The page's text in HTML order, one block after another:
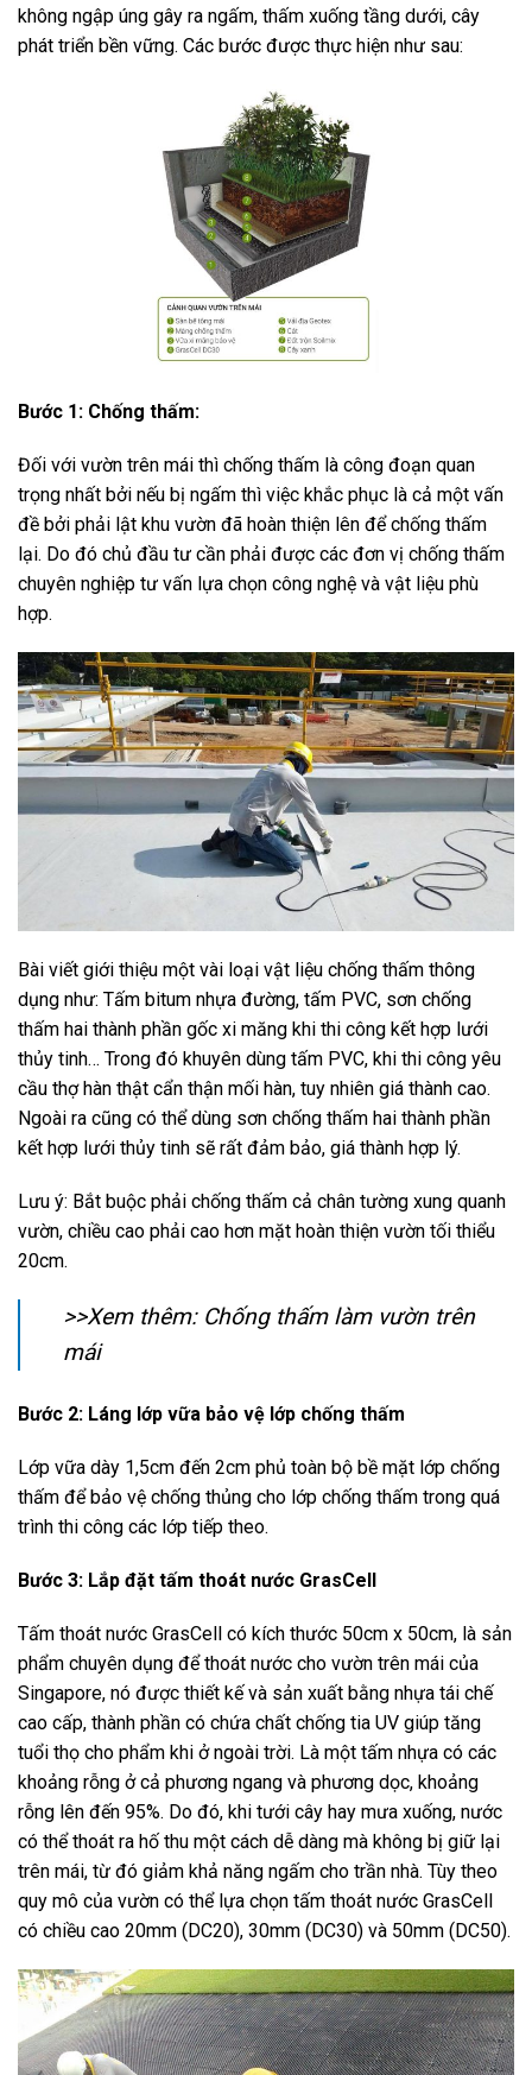
không ngập úng gây ra ngấm, thấm xuống tầng dưới, cây
phát triển bền vững. Các bước được thực hiện như sau:
Bước 1: Chống thấm:
Đối với vườn trên mái thì chống thấm là công đoạn quan
trọng nhất bởi nếu bị ngấm thì việc khắc phục là cả một vấn
đề bởi phải lật khu vườn đã hoàn thiện lên để chống thấm
lại. Do đó chủ đầu tư cần phải được các đơn vị chống thấm
chuyên nghiệp tư vấn lựa chọn công nghệ và vật liệu phù
hợp.
Bài viết giới thiệu một vài loại vật liệu chống thấm thông
dụng như: Tấm bitum nhựa đường, tấm PVC, sơn chống
thấm hai thành phần gốc xi măng khi thi công kết hợp lưới
thủy tinh… Trong đó khuyên dùng tấm PVC, khi thi công yêu
cầu thợ hàn thật cẩn thận mối hàn, tuy nhiên giá thành cao.
Ngoài ra cũng có thể dùng sơn chống thấm hai thành phần
kết hợp lưới thủy tinh sẽ rất đảm bảo, giá thành hợp lý.
Lưu ý: Bắt buộc phải chống thấm cả chân tường xung quanh
vườn, chiều cao phải cao hơn mặt hoàn thiện vườn tối thiểu
20cm.
>>Xem thêm: Chống thấm làm vườn trên
mái
Bước 2: Láng lớp vữa bảo vệ lớp chống thấm
Lớp vữa dày 1,5cm đến 2cm phủ toàn bộ bề mặt lớp chống
thấm để bảo vệ chống thủng cho lớp chống thấm trong quá
trình thi công các lớp tiếp theo.
Bước 3: Lắp đặt tấm thoát nước GrasCell
Tấm thoát nước GrasCell có kích thước 50cm x 50cm, là sản
phẩm chuyên dụng để thoát nước cho vườn trên mái của
Singapore, nó được thiết kế và sản xuất bằng nhựa tái chế
cao cấp, thành phần có chứa chất chống tia UV giúp tăng
tuổi thọ cho phẩm khi ở ngoài trời. Là một tấm nhựa có các
khoảng rỗng ở cả phương ngang và phương dọc, khoảng
rỗng lên đến 95%. Do đó, khi tưới cây hay mưa xuống, nước
có thể thoát ra hố thu một cách dễ dàng mà không bị giữ lại
trên mái, từ đó giảm khả năng ngấm cho trần nhà. Tùy theo
quy mô của vườn có thể lựa chọn tấm thoát nước GrasCell
có chiều cao 20mm (DC20), 30mm (DC30) và 50mm (DC50).